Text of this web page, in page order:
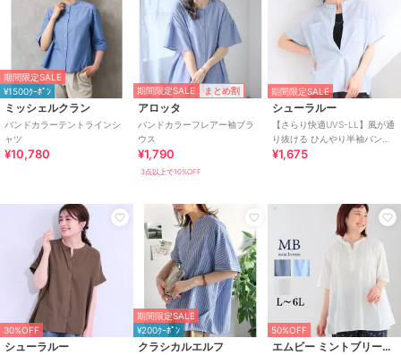
期間限定SALE
¥1500ｸｰﾎﾟﾝ
ミッシェルクラン
バンドカラーテントラインシ
ャツ
¥10,780
期間限定SALE まとめ割
アロッタ
バンドカラーフレアー袖ブラ
ウス
¥1,790
3点以上で10%OFF
期間限定SALE
シューラルー
【さらり快適UVS-LL】風が通
り抜ける ひんやり半袖バンド
カラーシアーシャツ
¥1,675
30%OFF
シューラルー
期間限定SALE
¥200ｸｰﾎﾟﾝ
クラシカルエルフ
50%OFF
エムビー ミントブリーズ